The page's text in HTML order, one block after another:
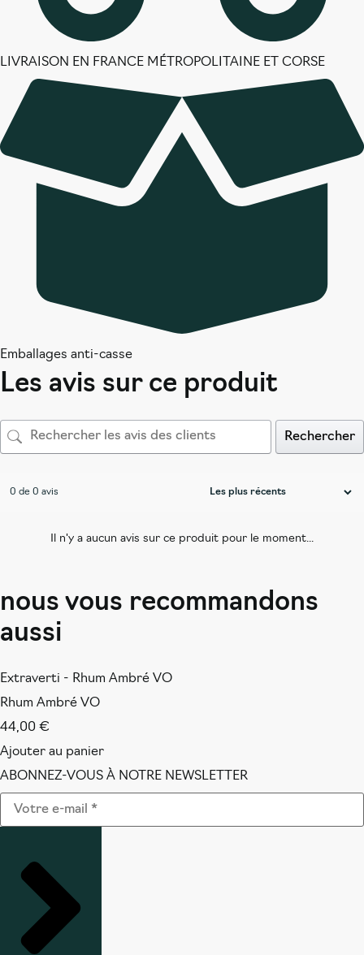
LIVRAISON EN FRANCE MÉTROPOLITAINE ET CORSE
Emballages anti-casse
Les avis sur ce produit
Rechercher
0 de 0 avis
Il n'y a aucun avis sur ce produit pour le moment...
nous vous recommandons
aussi
Extraverti - Rhum Ambré VO
Rhum Ambré VO
44,00 €
Ajouter au panier
ABONNEZ-VOUS À NOTRE NEWSLETTER